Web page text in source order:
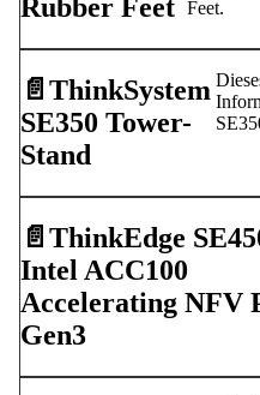
Rubber Feet Feet.
📄️ ThinkSystem
SE350 Tower-
Stand
📄️ ThinkEdge
Intel ACC100
Accelerating NFV
Gen3